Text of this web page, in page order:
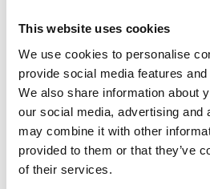
This website uses cookies
We use cookies to personalise
provide social media features
We also share information about
our social media, advertising and
may combine it with other
provided to them or that they’ve
of their services.
01 Gennaio 2024
NOUVEAU
Découvrez le nouveau